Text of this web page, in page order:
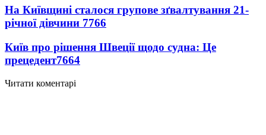
На Київщині сталося групове зґвалтування 21-
річної дівчини 7766
Київ про рішення Швеції щодо судна: Це
прецедент7664
Читати коментарі